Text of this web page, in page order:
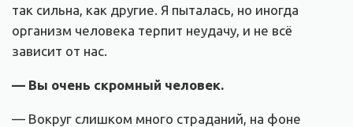
так сильна, как другие. Я пыталась, но иногда
организм человека терпит неудачу, и не всё
зависит от нас.
— Вы очень скромный человек.
— Вокруг слишком много страданий, на фоне